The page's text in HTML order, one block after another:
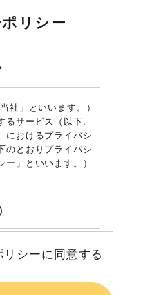
リシー
社」といいます。）
るサービス（以下,
におけるプライバシ
のとおりプライバシ
」といいます。）
指すものとし，生存
番号，連絡先その他
リシーに同意する